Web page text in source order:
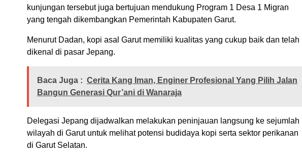
kunjungan tersebut juga bertujuan mendukung Program 1 Desa 1 Migran
yang tengah dikembangkan Pemerintah Kabupaten Garut.
Menurut Dadan, kopi asal Garut memiliki kualitas yang cukup baik dan telah
dikenal di pasar Jepang.
Baca Juga : Cerita Kang Iman, Enginer Profesional Yang Pilih Jalan
Bangun Generasi Qur’ani di Wanaraja
Delegasi Jepang dijadwalkan melakukan peninjauan langsung ke sejumlah
wilayah di Garut untuk melihat potensi budidaya kopi serta sektor perikanan
di Garut Selatan.